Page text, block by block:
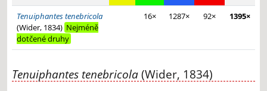
Tenuiphantes tenebricola
(Wider, 1834) Nejméně
dotčené druhy
16× 1287× 92× 1395×
Tenuiphantes tenebricola(Wider, 1834)